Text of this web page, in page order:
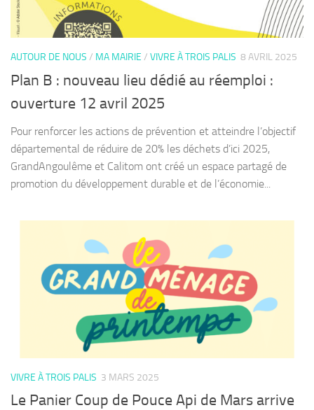
AUTOUR DE NOUS / MA MAIRIE / VIVRE À TROIS PALIS 8 AVRIL 2025
Plan B : nouveau lieu dédié au réemploi :
ouverture 12 avril 2025
Pour renforcer les actions de prévention et atteindre l’objectif
départemental de réduire de 20% les déchets d’ici 2025,
GrandAngoulême et Calitom ont créé un espace partagé de
promotion du développement durable et de l’économie...
VIVRE À TROIS PALIS 3 MARS 2025
Le Panier Coup de Pouce Api de Mars arrive